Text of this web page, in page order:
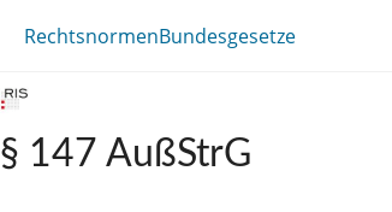
RechtsnormenBundesgesetze
§ 147 AußStrG